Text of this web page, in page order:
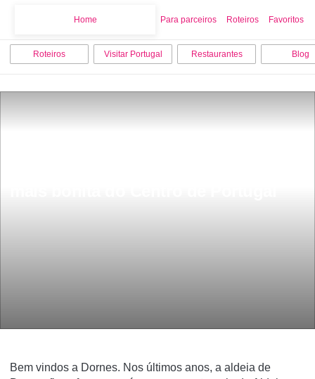
Home Para parceiros Roteiros Favoritos
Roteiros Visitar Portugal Restaurantes Blog
Bem vindos a Dornes. Nos últimos anos, a aldeia de